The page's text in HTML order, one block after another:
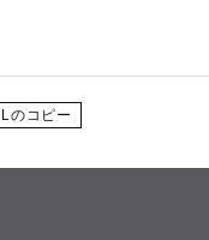
のコピー